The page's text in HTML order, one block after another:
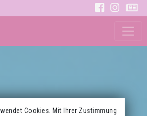
Cookies. Mit Ihrer Zustimmung